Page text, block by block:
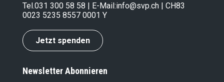
Tel.031 300 58 58 | E-Mail:info@svp.ch | CH83
0023 5235 8557 0001 Y
Jetzt spenden
Newsletter Abonnieren